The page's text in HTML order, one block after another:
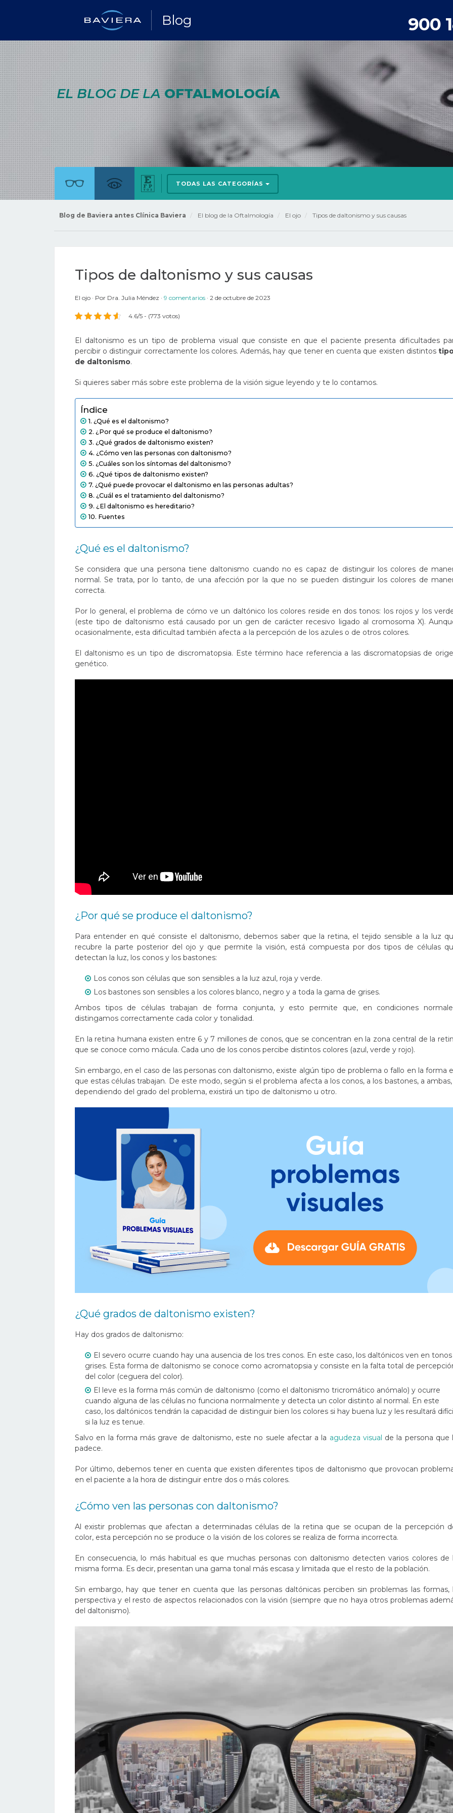
Blog 900
EL BLOG DE LA OFTALMOLOGÍA
TODAS LAS CATEGORÍAS
Blog de Baviera antes Clínica Baviera El blog de la Oftalmología El ojo Tipos de daltonismo y sus causas
Tipos de daltonismo y sus causas
El ojo Por Dra. Julia Méndez 9 comentarios 2 de octubre de 2023
4.6/5 - (773 votos)
El daltonismo es un tipo de problema visual que consiste en que el paciente presenta dificultades
percibir o distinguir correctamente los colores. Además, hay que tener en cuenta que existen distintos
de daltonismo.
Si quieres saber más sobre este problema de la visión sigue leyendo y te lo contamos.
Índice
¿Qué es el daltonismo?
¿Por qué se produce el daltonismo?
¿Qué grados de daltonismo existen?
¿Cómo ven las personas con daltonismo?
¿Cuáles son los síntomas del daltonismo?
¿Qué tipos de daltonismo existen?
¿Qué puede provocar el daltonismo en las personas adultas?
¿Cuál es el tratamiento del daltonismo?
¿El daltonismo es hereditario?
Fuentes
¿Qué es el daltonismo?
Se considera que una persona tiene daltonismo cuando no es capaz de distinguir los colores de
normal. Se trata, por lo tanto, de una afección por la que no se pueden distinguir los colores de
correcta.
Por lo general, el problema de cómo ve un daltónico los colores reside en dos tonos: los rojos y los
(este tipo de daltonismo está causado por un gen de carácter recesivo ligado al cromosoma X).
ocasionalmente, esta dificultad también afecta a la percepción de los azules o de otros colores.
El daltonismo es un tipo de discromatopsia. Este término hace referencia a las discromatopsias de
genético.
¿Por qué se produce el daltonismo?
Para entender en qué consiste el daltonismo, debemos saber que la retina, el tejido sensible a la luz
recubre la parte posterior del ojo y que permite la visión, está compuesta por dos tipos de células
detectan la luz, los conos y los bastones:
Los conos son células que son sensibles a la luz azul, roja y verde.
Los bastones son sensibles a los colores blanco, negro y a toda la gama de grises.
Ambos tipos de células trabajan de forma conjunta, y esto permite que, en condiciones
distingamos correctamente cada color y tonalidad.
En la retina humana existen entre 6 y 7 millones de conos, que se concentran en la zona central de la
que se conoce como mácula. Cada uno de los conos percibe distintos colores (azul, verde y rojo).
Sin embargo, en el caso de las personas con daltonismo, existe algún tipo de problema o fallo en la forma
que estas células trabajan. De este modo, según si el problema afecta a los conos, a los bastones, a
dependiendo del grado del problema, existirá un tipo de daltonismo u otro.
¿Qué grados de daltonismo existen?
Hay dos grados de daltonismo:
El severo ocurre cuando hay una ausencia de los tres conos. En este caso, los daltónicos ven en tonos
grises. Esta forma de daltonismo se conoce como acromatopsia y consiste en la falta total de
del color (ceguera del color).
El leve es la forma más común de daltonismo (como el daltonismo tricromático anómalo) y ocurre
cuando alguna de las células no funciona normalmente y detecta un color distinto al normal. En este
caso, los daltónicos tendrán la capacidad de distinguir bien los colores si hay buena luz y les resultará difícil
si la luz es tenue.
Salvo en la forma más grave de daltonismo, este no suele afectar a la agudeza visual de la persona que
padece.
Por último, debemos tener en cuenta que existen diferentes tipos de daltonismo que provocan
en el paciente a la hora de distinguir entre dos o más colores.
¿Cómo ven las personas con daltonismo?
Al existir problemas que afectan a determinadas células de la retina que se ocupan de la percepción
color, esta percepción no se produce o la visión de los colores se realiza de forma incorrecta.
En consecuencia, lo más habitual es que muchas personas con daltonismo detecten varios colores de
misma forma. Es decir, presentan una gama tonal más escasa y limitada que el resto de la población.
Sin embargo, hay que tener en cuenta que las personas daltónicas perciben sin problemas las formas,
perspectiva y el resto de aspectos relacionados con la visión (siempre que no haya otros problemas
del daltonismo).